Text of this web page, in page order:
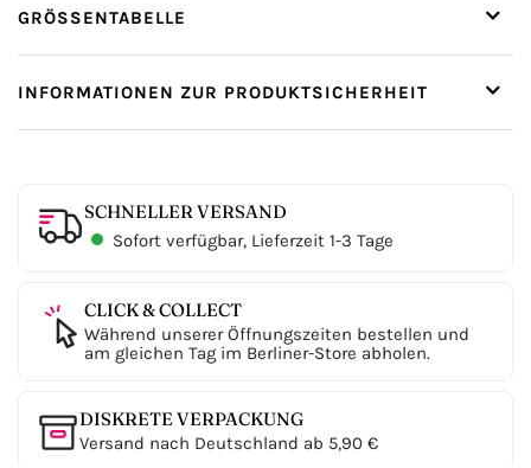
GRÖSSENTABELLE
INFORMATIONEN ZUR PRODUKTSICHERHEIT
SCHNELLER VERSAND
Sofort verfügbar, Lieferzeit 1-3 Tage
CLICK & COLLECT
Während unserer Öffnungszeiten bestellen und
am gleichen Tag im Berliner-Store abholen.
DISKRETE VERPACKUNG
Versand nach Deutschland ab 5,90 €